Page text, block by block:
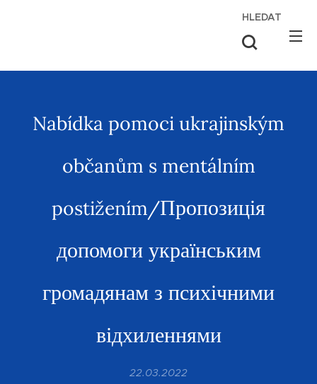
HLEDAT
Nabídka pomoci ukrajinským
občanům s mentálním
postižením/Пропозиція
допомоги українським
громадянам з психічними
відхиленнями
22.03.2022